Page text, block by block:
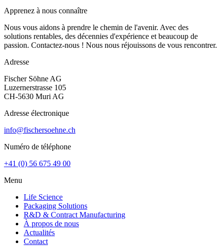
Apprenez à nous connaître
Nous vous aidons à prendre le chemin de l'avenir. Avec des
solutions rentables, des décennies d'expérience et beaucoup de
passion. Contactez-nous ! Nous nous réjouissons de vous rencontrer.
Adresse
Fischer Söhne AG
Luzernerstrasse 105
CH-5630 Muri AG
Adresse électronique
info@fischersoehne.ch
Numéro de téléphone
+41 (0) 56 675 49 00
Menu
Life Science
Packaging Solutions
R&D & Contract Manufacturing
À propos de nous
Actualités
Contact